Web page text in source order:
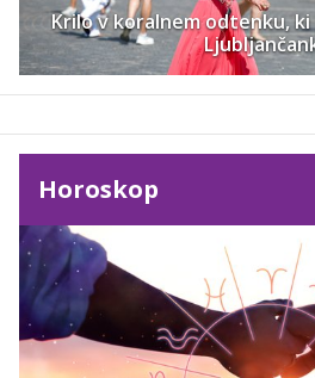
Krilo v koralnem odtenku,
Horoskop